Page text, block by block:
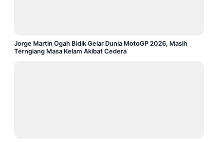
Jorge Martin Ogah Bidik Gelar Dunia MotoGP 2026, Masih
Terngiang Masa Kelam Akibat Cedera